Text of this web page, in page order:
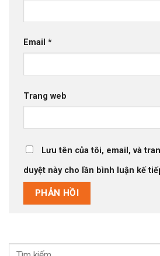
Email *
Trang web
Lưu tên của tôi, email, và
duyệt này cho lần bình luận kế
Tìm